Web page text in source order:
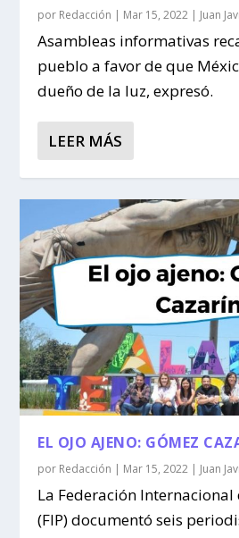
por Redacción | Mar 15, 2022 | Juan
Asambleas informativas
pueblo a favor de que
dueño de la luz, expresó.
LEER MÁS
EL OJO AJENO: GÓMEZ
por Redacción | Mar 15, 2022 | Juan
La Federación Internacional
(FIP) documentó seis